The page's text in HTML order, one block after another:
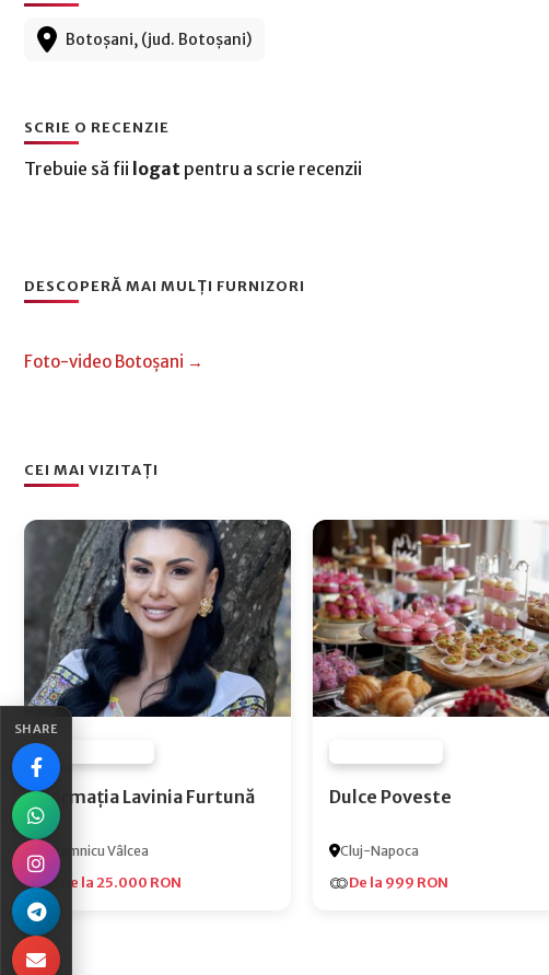
SHARE
Botoșani, (jud. Botoșani)
SCRIE O RECENZIE
Trebuie să fii logat pentru a scrie recenzii
DESCOPERĂ MAI MULȚI FURNIZORI
Foto-video Botoșani →
CEI MAI VIZITAȚI
FURNIZOR NONE
Formația Lavinia Furtună
Râmnicu Vâlcea
De la 25.000 RON
Dulce Poveste
Cluj-Napoca
De la 999 RON